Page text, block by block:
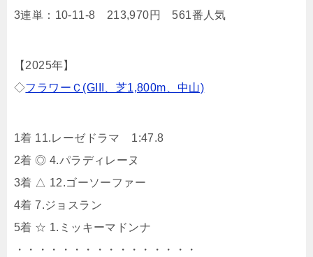
3連単：10-11-8 213,970円 561番人気
【2025年】
◇フラワーＣ(GIII、芝1,800m、中山)
1着 11.レーゼドラマ 1:47.8
2着 ◎ 4.パラディレーヌ
3着 △ 12.ゴーソーファー
4着 7.ジョスラン
5着 ☆ 1.ミッキーマドンナ
・・・・・・・・・・・・・・・・